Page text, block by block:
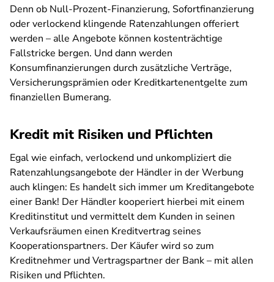
Denn ob Null-Prozent-Finanzierung, Sofortfinanzierung
oder verlockend klingende Ratenzahlungen offeriert
werden – alle Angebote können kostenträchtige
Fallstricke bergen. Und dann werden
Konsumfinanzierungen durch zusätzliche Verträge,
Versicherungsprämien oder Kreditkartenentgelte zum
finanziellen Bumerang.
Kredit mit Risiken und Pflichten
Egal wie einfach, verlockend und unkompliziert die
Ratenzahlungsangebote der Händler in der Werbung
auch klingen: Es handelt sich immer um Kreditangebote
einer Bank! Der Händler kooperiert hierbei mit einem
Kreditinstitut und vermittelt dem Kunden in seinen
Verkaufsräumen einen Kreditvertrag seines
Kooperationspartners. Der Käufer wird so zum
Kreditnehmer und Vertragspartner der Bank – mit allen
Risiken und Pflichten.